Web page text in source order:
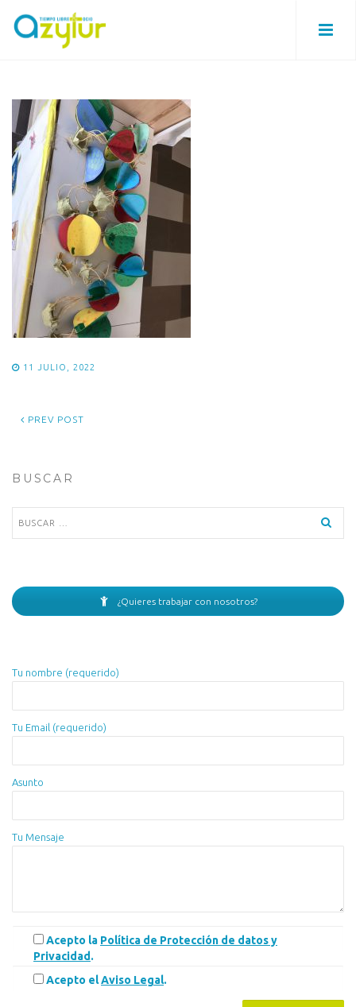
11 JULIO, 2022
PREV POST
BUSCAR
¿Quieres trabajar con nosotros?
Tu nombre (requerido)
Tu Email (requerido)
Asunto
Tu Mensaje
Acepto la Política de Protección de datos y
Privacidad .
Acepto elAviso Legal.